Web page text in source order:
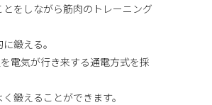
をしながら筋肉のトレーニング
鍛える。
電気が行き来する通電方式を採
鍛えることができます。